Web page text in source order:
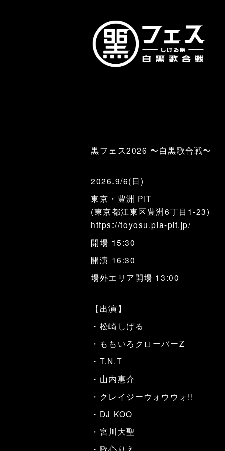
黒フェス2026 〜白黒歌合戦〜
2026.9/6(日)
東京・豊洲 PIT
(東京都江東区豊洲6丁目1-23)
https://toyosu.pia-pit.jp/
開場 15:30
開演 16:30
場外エリア開場 13:00
【出演】
・松崎しげる
・ももいろクローバーZ
・T.N.T
・山内惠介
・クレイジーウォウウォ!!
・DJ KOO
・宮川大聖